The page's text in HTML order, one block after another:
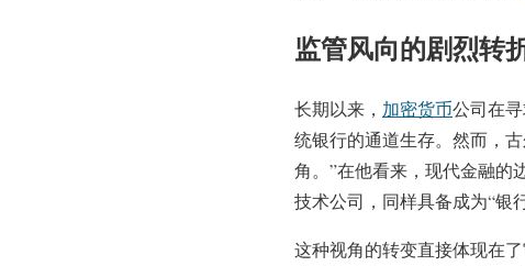
监管风向的剧烈转
长期以来， 加密货币公司在
统银行的通道生存。然而，
角。”在他看来，现代金融的
技术公司，同样具备成为“银
这种视角的转变直接体现在